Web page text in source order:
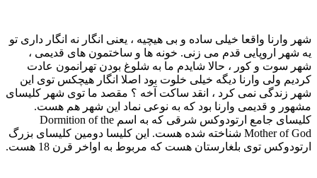
شهر وارنا واقعا خیلی ساده و بی هیچیه ، یعنی انگار نه انگار داری تو
یه شهر اروپایی قدم می زنی. خونه ها و ساختمون ‏های قدیمی ،
شهر سوت و کور ، حالا شایدم ما به شلوغ بودن تهرانمون عادت
کردیم ولی وارنا دیگه خیلی خلوت بود اصلا ‏انگار هیچکس توی این
شهر زندگی نمی کرد ، انقد ساکت آخه ؟ مقصد ما توی شهر کلیسای
مشهور و قدیمی وارنا بود که به ‏نوعی نماد این شهر هم هست.
کلیسای جامع ارتودوکس شرقی که به اسم ‏Dormition of the
Mother of God‏ شناخته ‏شده هست. این کلیسا دومین کلیسای بزرگ
ارتودوکس توی بلغارستان هست که مربوط به اواخر قرن 18 هست.